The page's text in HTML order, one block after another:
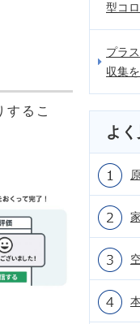
るこ
型コ
プラ
収集
よ